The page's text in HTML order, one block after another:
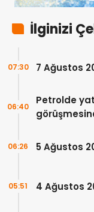
İlginizi
7 Ağustos
07:30
Petrolde
06:40
5 Ağustos
06:26
4 Ağustos
05:51